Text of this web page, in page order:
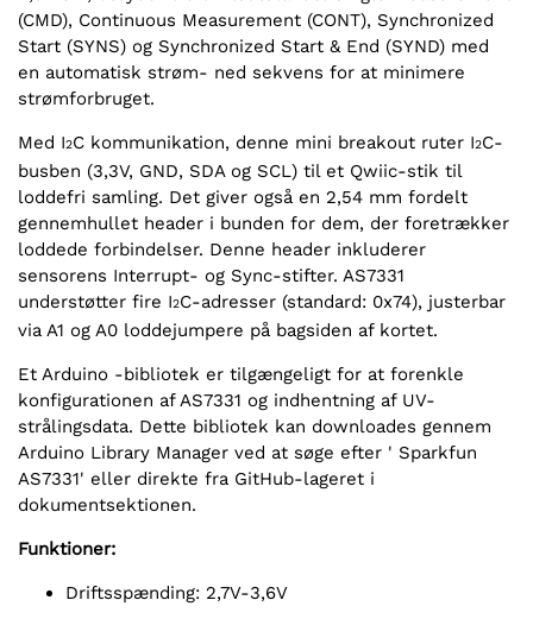
(CMD), Continuous Measurement (CONT), Synchronized
Start (SYNS) og Synchronized Start & End (SYND) med
en automatisk strøm- ned sekvens for at minimere
strømforbruget.
Med I2C kommunikation, denne mini breakout ruter I2C-
busben (3,3V, GND, SDA og SCL) til et Qwiic-stik til
loddefri samling. Det giver også en 2,54 mm fordelt
gennemhullet header i bunden for dem, der foretrækker
loddede forbindelser. Denne header inkluderer
sensorens Interrupt- og Sync-stifter. AS7331
understøtter fire I2C-adresser (standard: 0x74), justerbar
via A1 og A0 loddejumpere på bagsiden af kortet.
Et Arduino -bibliotek er tilgængeligt for at forenkle
konfigurationen af AS7331 og indhentning af UV-
strålingsdata. Dette bibliotek kan downloades gennem
Arduino Library Manager ved at søge efter ' Sparkfun
AS7331' eller direkte fra GitHub-lageret i
dokumentsektionen.
Funktioner:
Driftsspænding: 2,7V-3,6V